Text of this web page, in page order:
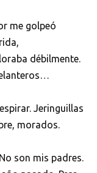
me golpeó
débilmente.
Jeringuillas
morados.
son mis padres.